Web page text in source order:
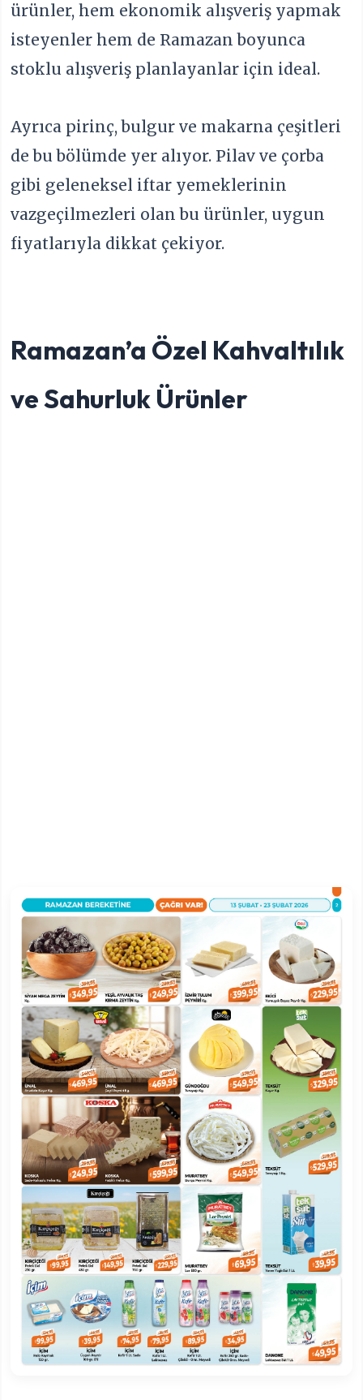
ürünler, hem ekonomik alışveriş yapmak
isteyenler hem de Ramazan boyunca
stoklu alışveriş planlayanlar için ideal.
Ayrıca pirinç, bulgur ve makarna çeşitleri
de bu bölümde yer alıyor. Pilav ve çorba
gibi geleneksel iftar yemeklerinin
vazgeçilmezleri olan bu ürünler, uygun
fiyatlarıyla dikkat çekiyor.
Ramazan’a Özel Kahvaltılık
ve Sahurluk Ürünler